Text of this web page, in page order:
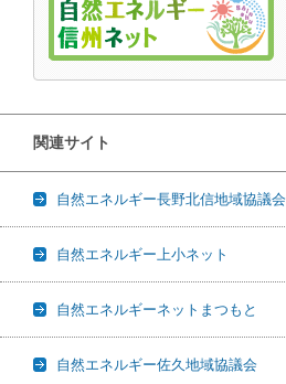
関連サイト
自然エネルギー長野北信地域協議会
自然エネルギー上小ネット
自然エネルギーネットまつもと
自然エネルギー佐久地域協議会